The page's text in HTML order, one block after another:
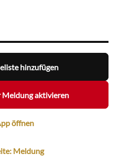
hinzufügen
aktivieren
öffnen
Meldung